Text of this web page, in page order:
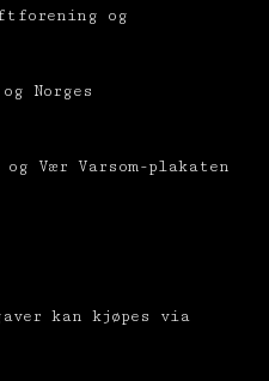
og
Norges
Vær Varsom-plakaten
kan kjøpes via